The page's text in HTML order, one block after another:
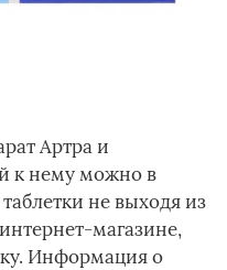
Артра и
к нему можно в
не выходя из
магазине,
Информация о